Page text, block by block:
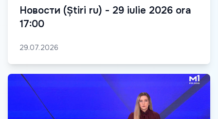
Новости (Știri ru) - 29 iulie 2026 ora
17:00
29.07.2026